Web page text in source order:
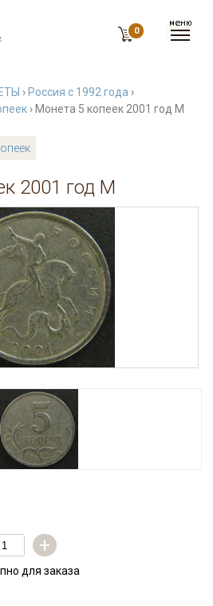
0
› Россия с 1992 года ›
› Монета 5 копеек 2001 год М
2001 год М
+
для заказа